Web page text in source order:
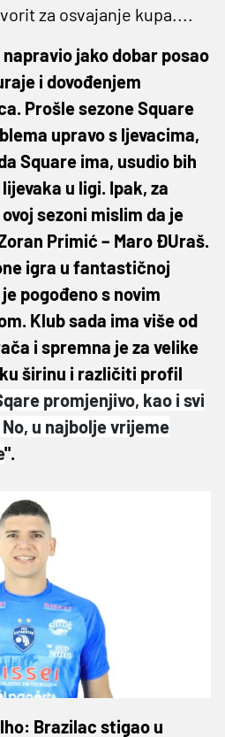
za osvajanje kupa....
jako dobar posao
i dovođenjem
Prošle sezone Square
upravo s ljevacima,
Square ima, usudio bih
u ligi. Ipak, za
sezoni mislim da je
Primić – Maro ĐUraš.
igra u fantastičnoj
pogođeno s novim
Klub sada ima više od
i spremna je za velike
širinu i različiti profil
promjenjivo, kao i svi
u najbolje vrijeme
".
Brazilac stigao u